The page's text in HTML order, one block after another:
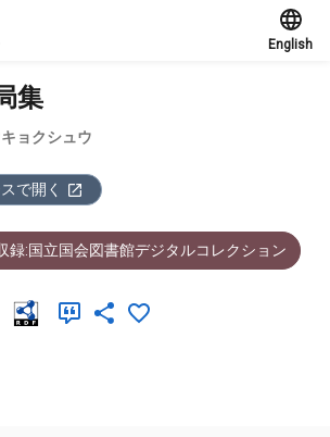
English
集
ョクシュウ
で開く
録:国立国会図書館デジタルコレクション